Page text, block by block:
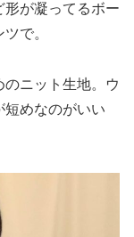
形が凝ってるボー
で。
ニット生地。ウ
めなのがいい